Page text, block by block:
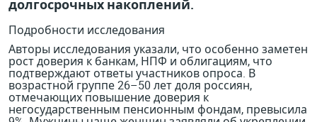
долгосрочных накоплений.
Подробности исследования
Авторы исследования указали, что особенно заметен
рост доверия к банкам, НПФ и облигациям, что
подтверждают ответы участников опроса. В
возрастной группе 26–50 лет доля россиян,
отмечающих повышение доверия к
негосударственным пенсионным фондам, превысила